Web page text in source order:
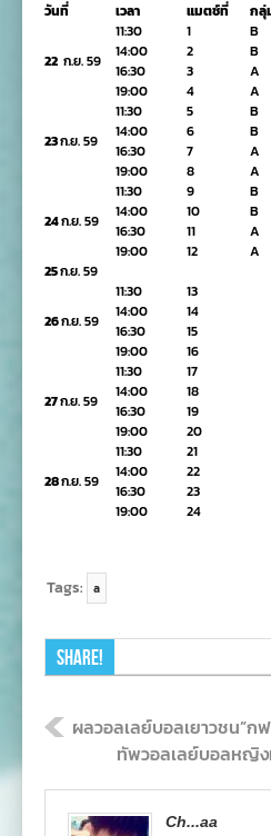
วันที่ เวลา แมตช์ที่ กลุ่
22 ก.ย. 59
11:30 1 B
14:00
2 B
16:30
3 A
19:00
4 A
23ก.ย. 59
11:30 5 B
14:00
6 B
16:30
7 A
19:00
8 A
24ก.ย. 59
11:30 9 B
14:00
10 B
16:30
11 A
19:00
12 A
25ก.ย. 59
26ก.ย. 59
11:30 13
14:00
14
16:30
15
19:00
16
27ก.ย. 59
11:30 17
14:00
18
16:30
19
19:00
20
28ก.ย. 59
11:30 21
14:00
22
16:30
23
19:00
24
Tags: a
Share!
ผลวอลเลย์บอลเยาวชน”ก
ทัพวอลเลย์บอลหญิง
Ch...aa